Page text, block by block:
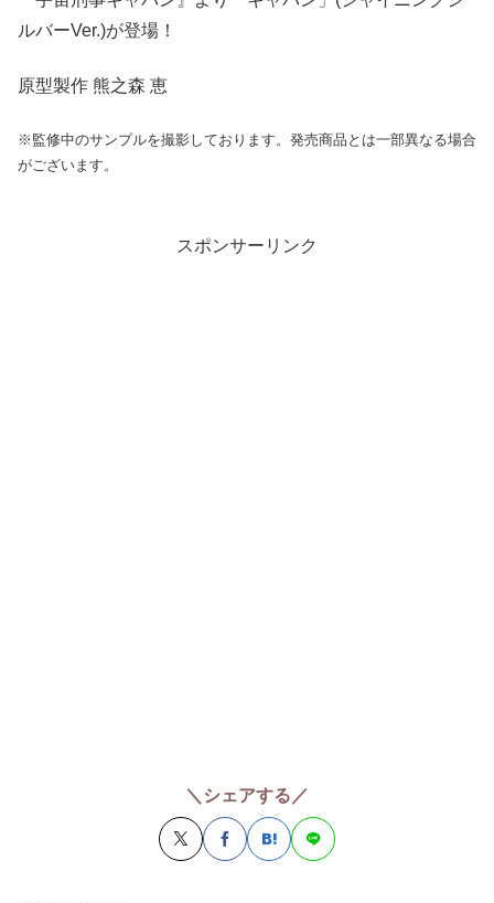
ルバーVer.)が登場！
原型製作 熊之森 恵
※監修中のサンプルを撮影しております。発売商品とは一部異なる場合
がございます。
スポンサーリンク
＼シェアする／